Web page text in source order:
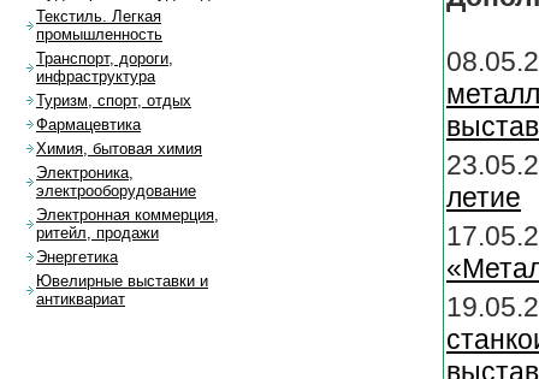
летие
Текстиль. Легкая
промышленность
Транспорт, дороги,
инфраструктура
Туризм, спорт, отдых
Фармацевтика
Химия, бытовая химия
Электроника,
электрооборудование
Электронная коммерция,
ритейл, продажи
Энергетика
Ювелирные выставки и
антиквариат